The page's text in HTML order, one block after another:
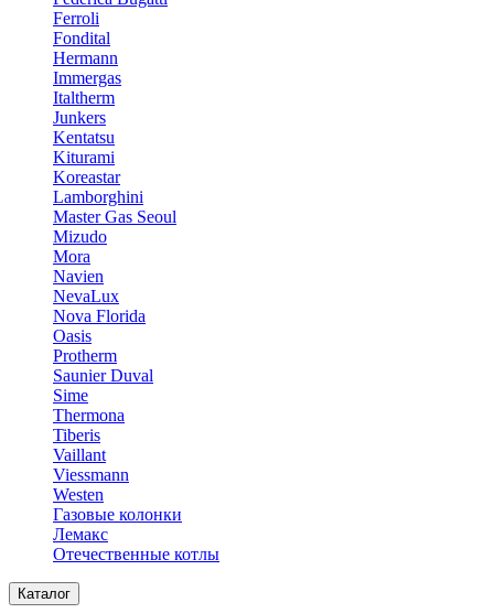
Ferroli
Fondital
Hermann
Immergas
Italtherm
Junkers
Kentatsu
Kiturami
Koreastar
Lamborghini
Master Gas Seoul
Mizudo
Mora
Navien
NevaLux
Nova Florida
Oasis
Protherm
Saunier Duval
Sime
Thermona
Tiberis
Vaillant
Viessmann
Westen
Газовые колонки
Лемакс
Отечественные котлы
Каталог